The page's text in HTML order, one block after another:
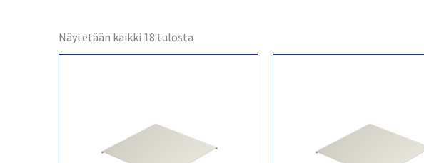
Näytetään kaikki 18 tulosta